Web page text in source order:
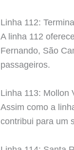
Linha 112:
A linha 112
Fernando, São
passageiros.
Linha 113: Mollon
Assim como a
contribui para um